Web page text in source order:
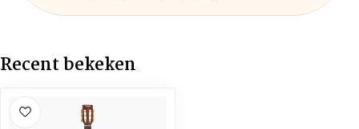
Recent bekeken